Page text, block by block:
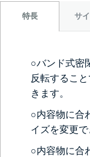
特長 サ
○バンド式密
反転するこ
きます。
○内容物に合
イズを変更で
○内容物に合